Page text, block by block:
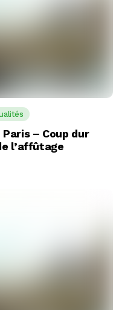
– Coup dur
l’affûtage